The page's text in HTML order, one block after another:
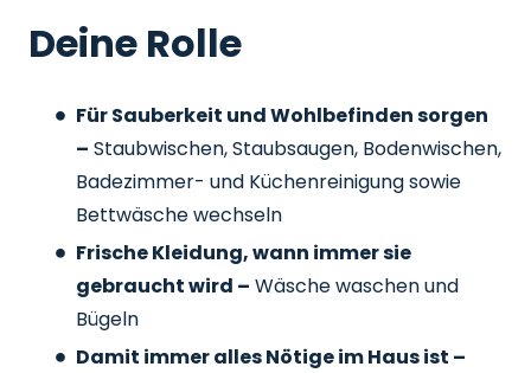
Deine Rolle
Für Sauberkeit und Wohlbefinden sorgen
– Staubwischen, Staubsaugen, Bodenwischen,
Badezimmer- und Küchenreinigung sowie
Bettwäsche wechseln
Frische Kleidung, wann immer sie
gebraucht wird – Wäsche waschen und
Bügeln
Damit immer alles Nötige im Haus ist –